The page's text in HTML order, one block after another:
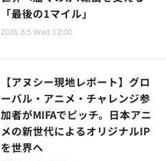
「最後の1マイル」
2026.8.5 Wed 12:00
【アヌシー現地レポート】グロ
ーバル・アニメ・チャレンジ参
加者がMIFAでピッチ。日本アニ
メの新世代によるオリジナルIP
を世界へ